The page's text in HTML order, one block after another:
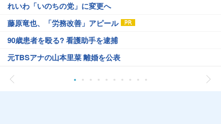
れいわ「いのちの党」に変更へ
藤原竜也、「労務改善」アピール
90歳患者を殴る? 看護助手を逮捕
元TBSアナの山本里菜 離婚を公表